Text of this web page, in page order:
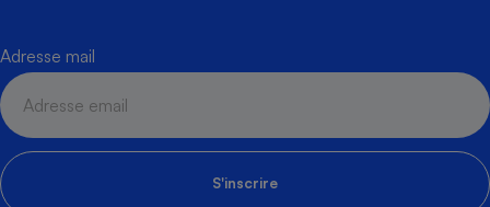
Adresse mail
S'inscrire